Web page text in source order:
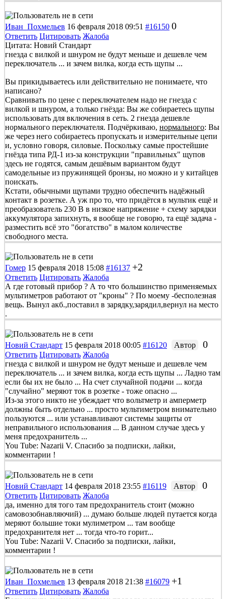
Иван_Похмельев 16 февраля 2018 09:51 #16150 0
Ответить Цитировать Жалоба
Цитата: Новий Стандарт
гнезда с вилкой и шнуром не будут меньше и дешевле чем
переключатель ... и зачем вилка, когда есть щупы ...
Вы прикидываетесь или действительно не понимаете, что
написано?
Сравнивать по цене с переключателем надо не гнезда с
вилкой и шнуром, а только гнёзда: Вы же собираетесь щупы
использовать для включения в сеть. 2 гнезда дешевле
нормального переключателя. Подчёркиваю, нормального: Вы
же через него собираетесь пропускать и измерительные цепи
и, условно говоря, силовые. Поскольку самые простейшие
гнёзда типа РД-1 из-за конструкции "правильных" щупов
здесь не годятся, самым дешёвым вариантом будут
самодельные из пружинящей бронзы, но можно и у китайцев
поискать.
Кстати, обычными щупами трудно обеспечить надёжный
контакт в розетке. А уж про то, что придётся в мультик ещё и
преобразователь 230 В в низкое напряжение + схему зарядки
аккумулятора запихнуть, я вообще не говорю, та ещё задача -
разместить всё это "богатство" в малом количестве
свободного места.
Гомер 15 февраля 2018 15:08 #16137 +2
Ответить Цитировать Жалоба
А где готовый прибор ? А то что большинство применяемых
мультиметров работают от "кроны" ? По моему -бесполезная
вещь. Вынул акб.,поставил в зарядку,зарядил,вернул на место
.
Новий Стандарт 15 февраля 2018 00:05 #16120 Автор 0
Ответить Цитировать Жалоба
гнезда с вилкой и шнуром не будут меньше и дешевле чем
переключатель ... и зачем вилка, когда есть щупы ... Ладно там
если бы их не было ... На счет случайной подачи ... когда
"случайно" меряют ток в розетке - тоже опасно ...
Из-за этого никто не убеждает что вольтметр и амперметр
должны быть отдельно ... просто мультиметром внимательно
пользуются ... или устанавливают системы защиты от
неправильного использования ... В данном случае здесь у
меня предохранитель ...
You Tube: Nazarii V. Спасибо за подписки, лайки,
комментарии !
Новий Стандарт 14 февраля 2018 23:55 #16119 Автор 0
Ответить Цитировать Жалоба
да, именно для того там предохранитель стоит (можно
самовозобнавляючий) ... думаю больше людей путается когда
меряют большие токи мулиметром ... там вообще
предохранителя нет ... тогда что-то горит...
You Tube: Nazarii V. Спасибо за подписки, лайки,
комментарии !
Иван_Похмельев 13 февраля 2018 21:38 #16079 +1
Ответить Цитировать Жалоба